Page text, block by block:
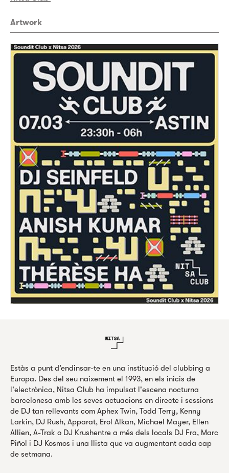
Artwork
Estàs a punt d’endinsar-te en una institució del clubbing a
Europa. Des del seu naixement el 1993, en els inicis de
l'electrònica, Nitsa Club ha impulsat l'escena nocturna
barcelonesa amb les seves actuacions en directe i sessions
de DJ tan rellevants com Aphex Twin, Todd Terry, Kenny
Larkin, DJ Rush, Apparat, Erol Alkan, Michael Mayer, Ellen
Allien, A-Trak o DJ Krushentre a més dels locals DJ Fra, Marc
Piñol i DJ Kosmos i una llista que va augmentant cada cap
de setmana.